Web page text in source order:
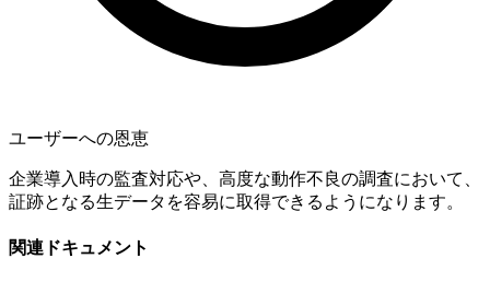
ユーザーへの恩恵
企業導入時の監査対応や、高度な動作不良の調査において、
証跡となる生データを容易に取得できるようになります。
関連ドキュメント